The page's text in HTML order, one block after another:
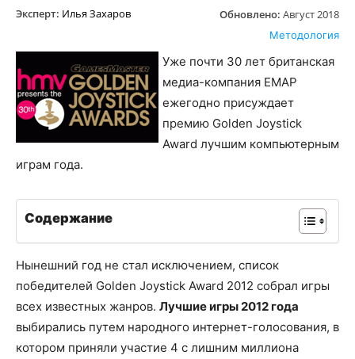
Эксперт: Илья Захаров Обновлено: Август 2018
Методология
Уже почти 30 лет британская
медиа-компания EMAP
ежегодно присуждает
премию Golden Joystick
Award лучшим компьютерным
играм года.
Содержание
Нынешний год не стал исключением, список
победителей Golden Joystick Award 2012 собрал игры
всех известных жанров. Лучшие игры 2012 года
выбирались путем народного интернет-голосования, в
котором приняли участие 4 с лишним миллиона